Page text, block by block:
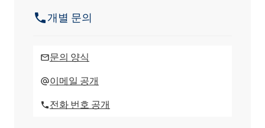
드 )
Ceteareth-20)
EXOcare®TE20 플레이크 MB(세테아릴 알코
올, Ceteareth-20)
개별 문의
문의 양식
이메일 공개
전화 번호 공개